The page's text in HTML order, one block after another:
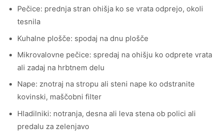
Pečice: prednja stran ohišja ko se vrata odprejo, okoli
tesnila
Kuhalne plošče: spodaj na dnu plošče
Mikrovalovne pečice: spredaj na ohišju ko odprete vrata
ali zadaj na hrbtnem delu
Nape: znotraj na stropu ali steni nape ko odstranite
kovinski, maščobni filter
Hladilniki: notranja, desna ali leva stena ob polici ali
predalu za zelenjavo